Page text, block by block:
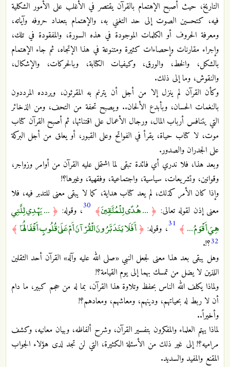
التاريخ، حيث أصبح الإهتمام بالقرآن يقتصر في الأغلب على الأمور الشكلية
فيه، كتحسين الصوت إلى حد التغني به، والإهتمام بتعداد حروفه وآياته،
ومعرفة الحروف أو الكلمات الموجودة في هذه السورة، والمفقودة في تلك،
وإجراء مقارنات وإحصاءات كثيرة ومتنوعة في هذا الإتجاه، ثم جاء الإهتمام
بالشكل، والخط، والورق، وكيفيات الكتابة، وبالحركات، والإشكال،
والنقوش، وما إلى ذلك.
وكأن القرآن لم ينزل إلا من أجل أن يترنم به المقرئون، ويردده المرددون
بالنغمات الحسان، وبأبدع الألحان.. ويصبح تحفة من التحف، ومن الذخائر
التي يتنافس أرباب المال، ورجال الأعمال على اقتنائها، ثم أصبح القرآن كتاب
موت، لا كتاب حياة، يقرأ في الفواتح وعلى القبور، أو يعلق من أجل البركة
على الجدران والصدور.
وبعد هذا، فلا ندري أي فائدة تبقى لما اشتمل عليه القرآن من أوامر وزواجر،
وقوانين، وتشريعات، سياسية، واجتماعية، وفقهية، وغيرها؟!
وإذا كان الأمر كذلك، لم يعد كتاب هداية، كما لا يبقى معنى للتدبر فيه، فلا
معنى إذن لقوله تعالى: ﴿ ... هُدًى لِلْمُتَّقِينَ﴾ 30، وقوله: ﴿ ... يَهْدِي لِلَّتِي
هِيَ أَقْوَمُ ... ﴾ 31، وقوله: ﴿أَفَلَا يَتَدَبَّرُونَ الْقُرْآنَ أَمْ عَلَىٰ قُلُوبٍ أَقْفَالُهَا ﴾
32؟!.
وهل يبقى بعد هذا معنى لجعل النبي «صلى الله عليه وآله» القرآن أحد الثقلين
اللذين لا يضل من تمسك بهما إلى يوم القيامة؟!
ولماذا يكلف الله الناس بحفظ وتلاوة هذا القرآن، بما له من حجم كبير، ما دام
أن لا ربط له بحياتهم، ودينهم، ومعاشهم، ومعادهم؟!
وأخيراً..
لماذا يهتم العلماء والمفكرون بتفسير القرآن، وشرح ألفاظه، وبيان معانيه، وكشف
مراميه؟! إلى غير ذلك من الأسئلة الكثيرة، التي لن تجد لدى هؤلاء الجواب
المقنع والمفيد والسديد.